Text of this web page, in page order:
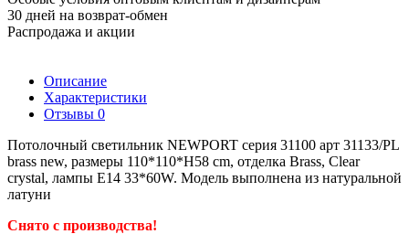
30 дней на возврат-обмен
Распродажа и акции
Описание
Характеристики
Отзывы 0
Потолочный светильник NEWPORT серия 31100 арт 31133/PL
brass new, размеры 110*110*H58 cm, отделка Brass, Clear
crystal, лампы E14 33*60W. Модель выполнена из натуральной
латуни
Снято с производства!